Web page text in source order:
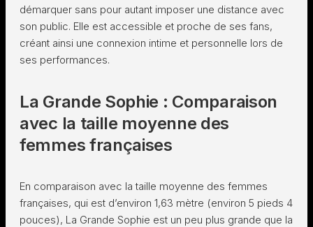
démarquer sans pour autant imposer une distance avec
son public. Elle est accessible et proche de ses fans,
créant ainsi une connexion intime et personnelle lors de
ses performances.
La Grande Sophie : Comparaison
avec la taille moyenne des
femmes françaises
En comparaison avec la taille moyenne des femmes
françaises, qui est d’environ 1,63 mètre (environ 5 pieds 4
pouces), La Grande Sophie est un peu plus grande que la